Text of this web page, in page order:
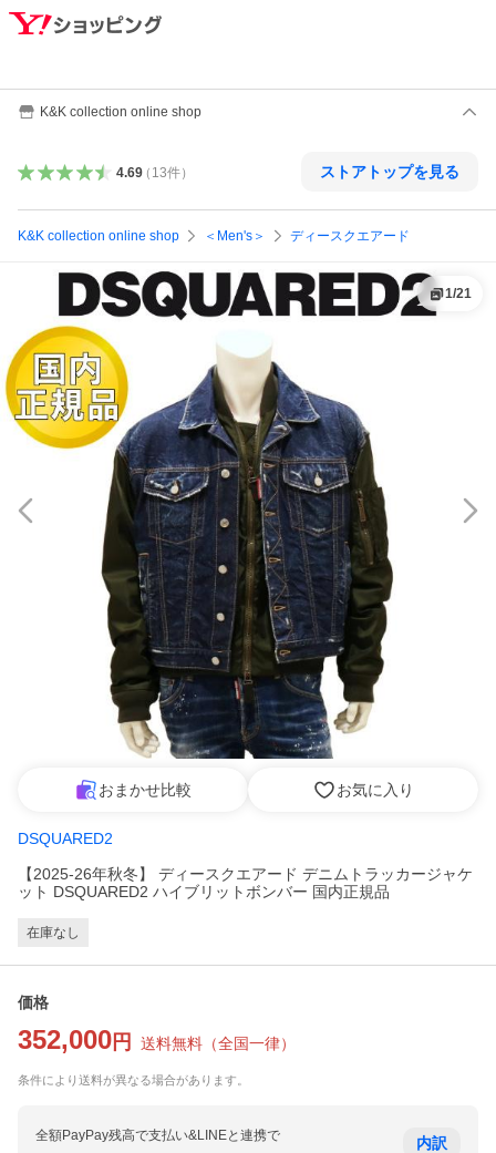
K&K collection online shop
4.69（ 13件） ストアトップを見る
K&K collection online shop ＜Men's＞ ディースクエアード
1/21
おまかせ比較 お気に入り
DSQUARED2
【2025-26年秋冬】 ディースクエアード デニムトラッカージャケ
ット DSQUARED2 ハイブリットボンバー 国内正規品
在庫なし
価格
352,000 円 送料無料 （全国一律）
条件により送料が異なる場合があります。
全額PayPay残高で支払い&LINEと連携で 内訳